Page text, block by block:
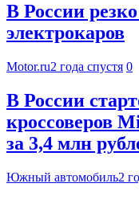
В России
электрокаров
Motor.ru2 года спустя 0
В России
кроссоверов
за 3,4 млн
Южный автомобиль2